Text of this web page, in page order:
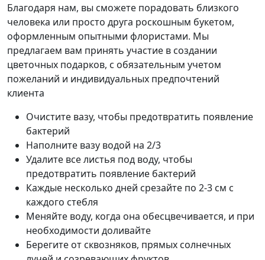
Благодаря нам, вы сможете порадовать близкого
человека или просто друга роскошным букетом,
оформленным опытными флористами. Мы
предлагаем вам принять участие в создании
цветочных подарков, с обязательным учетом
пожеланий и индивидуальных предпочтений
клиента
Очистите вазу, чтобы предотвратить появление
бактерий
Наполните вазу водой на 2/3
Удалите все листья под воду, чтобы
предотвратить появление бактерий
Каждые несколько дней срезайте по 2-3 см с
каждого стебля
Меняйте воду, когда она обесцвечивается, и при
необходимости доливайте
Берегите от сквозняков, прямых солнечных